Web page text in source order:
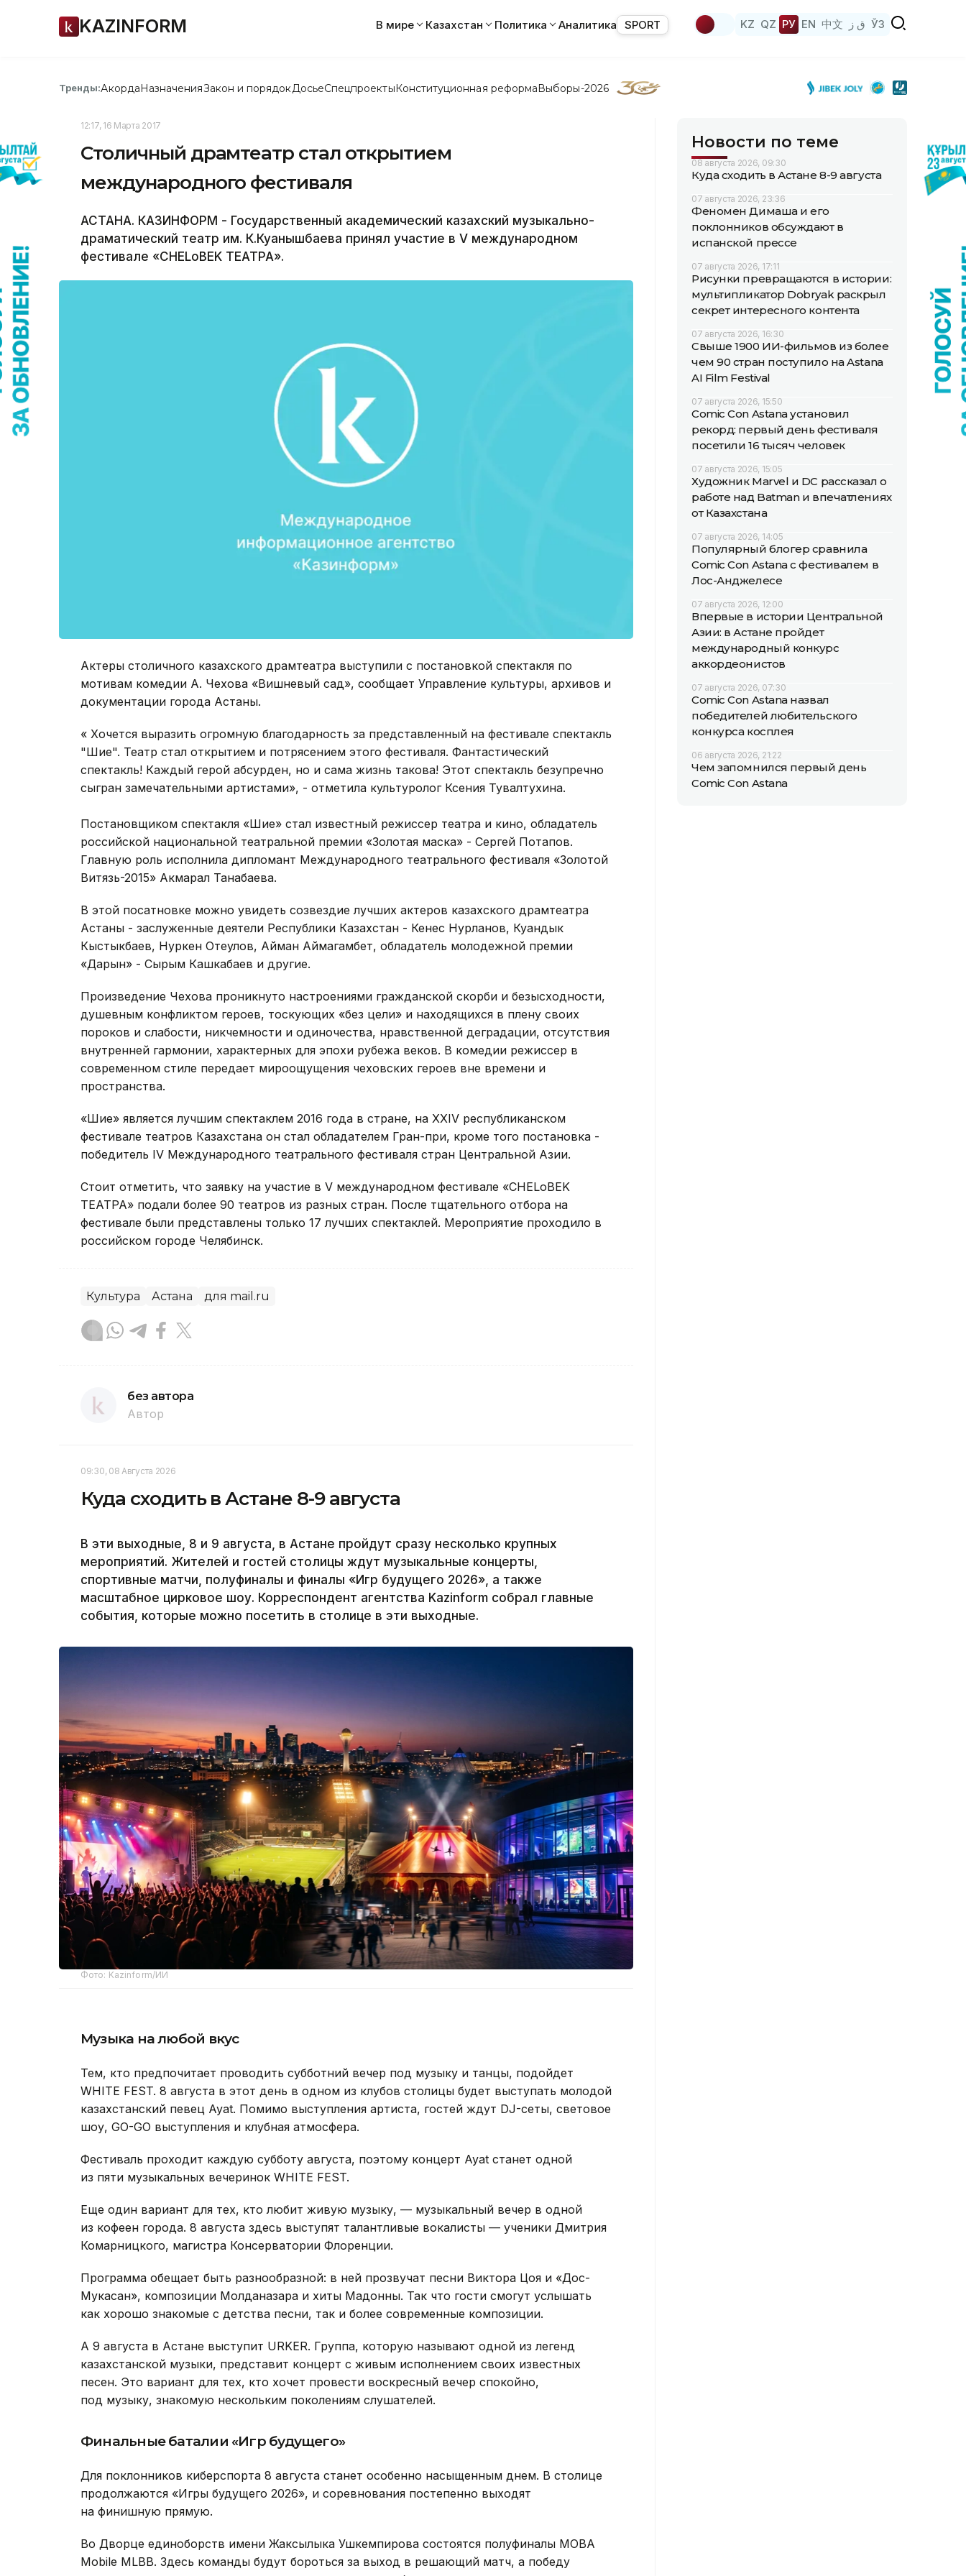
KAZINFORM В мире Казахстан Политика Аналитика SPORT KZ QZ РУ EN 中文 ق ز ЎЗ
Тренды:АкордаНазначенияЗакон и порядок ДосьеСпецпроектыКонституционная реформаВыборы-2026
12:17, 16 Марта 2017
Столичный драмтеатр стал открытием
международного фестиваля
АСТАНА. КАЗИНФОРМ - Государственный академический казахский музыкально-
драматический театр им. К.Куанышбаева принял участие в V международном
фестивале «CHELoBEK ТЕАТРА».
Актеры столичного казахского драмтеатра выступили с постановкой спектакля по
мотивам комедии А. Чехова «Вишневый сад», сообщает Управление культуры, архивов и
документации города Астаны.
« Хочется выразить огромную благодарность за представленный на фестивале спектакль
"Шие". Театр стал открытием и потрясением этого фестиваля. Фантастический
спектакль! Каждый герой абсурден, но и сама жизнь такова! Этот спектакль безупречно
сыгран замечательными артистами», - отметила культуролог Ксения Тувалтуxина.
Постановщиком спектакля «Шие» стал известный режиссер театра и кино, обладатель
российской национальной театральной премии «Золотая маска» - Сергей Потапов.
Главную роль исполнила дипломант Международного театрального фестиваля «Золотой
Витязь-2015» Акмарал Танабаева.
В этой посатновке можно увидеть созвездие лучших актеров казахского драмтеатра
Астаны - заслуженные деятели Республики Казахстан - Кенес Нурланов, Куандык
Кыстыкбаев, Нуркен Отеулов, Айман Аймагамбет, обладатель молодежной премии
«Дарын» - Сырым Кашкабаев и другие.
Произведение Чехова проникнуто настроениями гражданской скорби и безысходности,
душевным конфликтом героев, тоскующих «без цели» и находящихся в плену своих
пороков и слабости, никчемности и одиночества, нравственной деградации, отсутствия
внутренней гармонии, характерных для эпохи рубежа веков. В комедии режиссер в
современном стиле передает мироощущения чеховских героев вне времени и
пространства.
«Шие» является лучшим спектаклем 2016 года в стране, на XXIV республиканском
фестивале театров Казахстана он стал обладателем Гран-при, кроме того постановка -
победитель IV Международного театрального фестиваля стран Центральной Азии.
Стоит отметить, что заявку на участие в V международном фестивале «CHELoBEK
ТЕАТРА» подали более 90 театров из разных стран. После тщательного отбора на
фестивале были представлены только 17 лучших спектаклей. Мероприятие проходило в
российском городе Челябинск.
Культура Астана для mail.ru
без автора
Автор
09:30, 08 Августа 2026
Куда сходить в Астане 8-9 августа
В эти выходные, 8 и 9 августа, в Астане пройдут сразу несколько крупных
мероприятий. Жителей и гостей столицы ждут музыкальные концерты,
спортивные матчи, полуфиналы и финалы «Игр будущего 2026», а также
масштабное цирковое шоу. Корреспондент агентства Kazinform собрал главные
события, которые можно посетить в столице в эти выходные.
Фото: Kazinform/ИИ
Музыка на любой вкус
Тем, кто предпочитает проводить субботний вечер под музыку и танцы, подойдет
WHITE FEST. 8 августа в этот день в одном из клубов столицы будет выступать молодой
казахстанский певец Ayat. Помимо выступления артиста, гостей ждут DJ-сеты, световое
шоу, GO-GO выступления и клубная атмосфера.
Фестиваль проходит каждую субботу августа, поэтому концерт Ayat станет одной
из пяти музыкальных вечеринок WHITE FEST.
Еще один вариант для тех, кто любит живую музыку, — музыкальный вечер в одной
из кофеен города. 8 августа здесь выступят талантливые вокалисты — ученики Дмитрия
Комарницкого, магистра Консерватории Флоренции.
Программа обещает быть разнообразной: в ней прозвучат песни Виктора Цоя и «Дос-
Мукасан», композиции Молданазара и хиты Мадонны. Так что гости смогут услышать
как хорошо знакомые с детства песни, так и более современные композиции.
А 9 августа в Астане выступит URKER. Группа, которую называют одной из легенд
казахстанской музыки, представит концерт с живым исполнением своих известных
песен. Это вариант для тех, кто хочет провести воскресный вечер спокойно,
под музыку, знакомую нескольким поколениям слушателей.
Финальные баталии «Игр будущего»
Для поклонников киберспорта 8 августа станет особенно насыщенным днем. В столице
продолжаются «Игры будущего 2026», и соревнования постепенно выходят
на финишную прямую.
Во Дворце единоборств имени Жаксылыка Ушкемпирова состоятся полуфиналы MOBA
Mobile MLBB. Здесь команды будут бороться за выход в решающий матч, а победу
Новости по теме
08 августа 2026, 09:30
Куда сходить в Астане 8-9 августа
07 августа 2026, 23:36
Феномен Димаша и его
поклонников обсуждают в
испанской прессе
07 августа 2026, 17:11
Рисунки превращаются в истории:
мультипликатор Dobryak раскрыл
секрет интересного контента
07 августа 2026, 16:30
Свыше 1900 ИИ-фильмов из более
чем 90 стран поступило на Astana
AI Film Festival
07 августа 2026, 15:50
Comic Con Astana установил
рекорд: первый день фестиваля
посетили 16 тысяч человек
07 августа 2026, 15:05
Художник Marvel и DC рассказал о
работе над Batman и впечатлениях
от Казахстана
07 августа 2026, 14:05
Популярный блогер сравнила
Comic Con Astana с фестивалем в
Лос-Анджелесе
07 августа 2026, 12:00
Впервые в истории Центральной
Азии: в Астане пройдет
международный конкурс
аккордеонистов
07 августа 2026, 07:30
Comic Con Astana назвал
победителей любительского
конкурса косплея
06 августа 2026, 21:22
Чем запомнился первый день
Comic Con Astana